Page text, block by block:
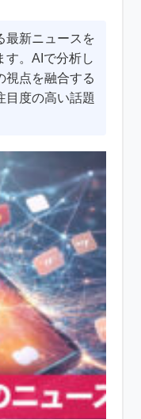
最新ニュースを
す。AIで分析し
視点を融合する
目度の高い話題